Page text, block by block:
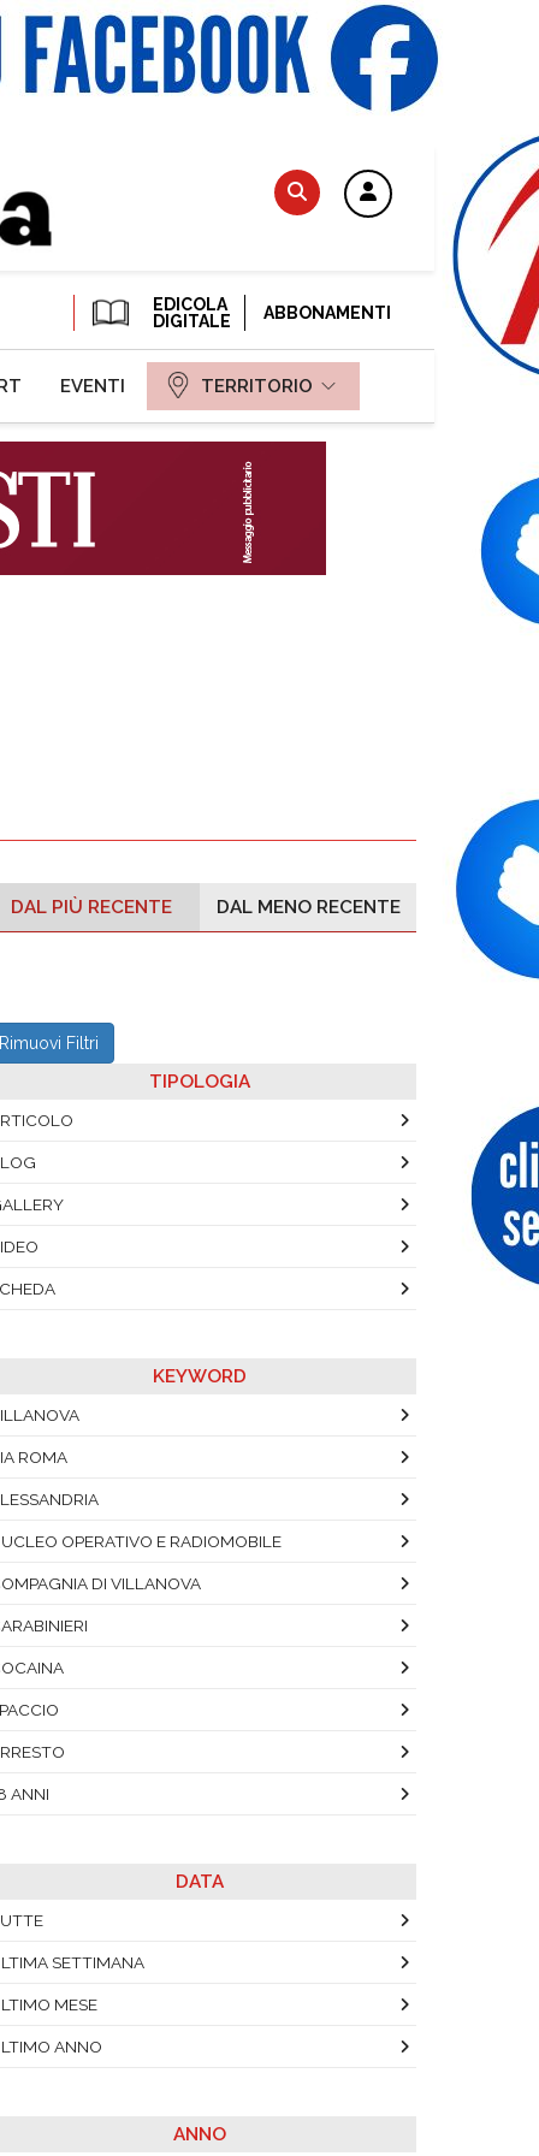
EDICOLA
DIGITALE
ABBONAMENTI
EVENTI TERRITORIO
DAL PIÙ RECENTE DAL MENO RECENTE
Rimuovi Filtri
TIPOLOGIA
KEYWORD
ROMA
OPERATIVO E RADIOMOBILE
DI VILLANOVA
ANNI
DATA
SETTIMANA
MESE
ANNO
ANNO